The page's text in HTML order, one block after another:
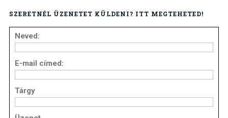
SZERETNÉL ÜZENETET KÜLDENI? ITT MEGTEHETED!
Neved:
E-mail címed:
Tárgy